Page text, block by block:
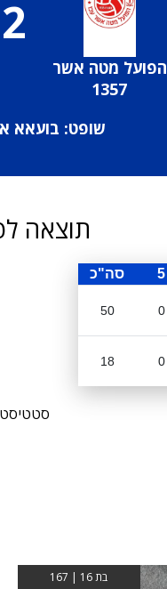
הפועל מטה אשר
1357
שופט: בועאא
תוצאה
5 סה"כ
0
50
0
18
בת 16 | 167